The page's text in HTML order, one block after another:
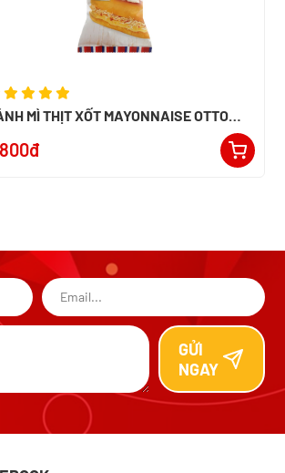
MÌ THỊT XỐT MAYONNAISE OTTO
GỬI
NGAY